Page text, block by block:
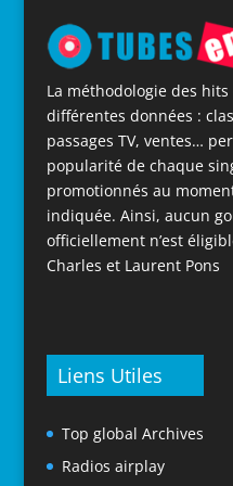
La méthodologie des
différentes données :
passages TV, ventes…
popularité de chaque
promotionnés au
indiquée. Ainsi, aucun
officiellement n’est
Charles et Laurent Pons
Liens Utiles
Top global Archives
Radios airplay